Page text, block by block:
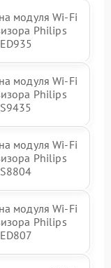
модуля Wi-Fi
Philips
модуля Wi-Fi
Philips
модуля Wi-Fi
Philips
модуля Wi-Fi
Philips